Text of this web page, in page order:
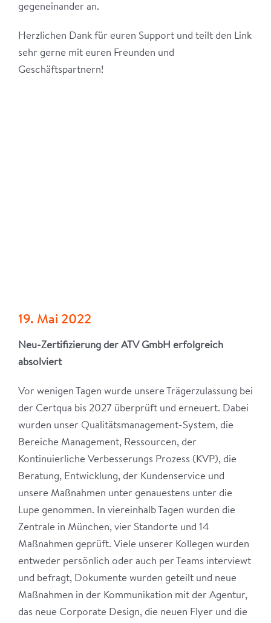
gegeneinander an.
Herzlichen Dank für euren Support und teilt den Link
sehr gerne mit euren Freunden und
Geschäftspartnern!
19. Mai 2022
Neu-Zertifizierung der ATV GmbH erfolgreich
absolviert
Vor wenigen Tagen wurde unsere Trägerzulassung bei
der Certqua bis 2027 überprüft und erneuert. Dabei
wurden unser Qualitätsmanagement-System, die
Bereiche Management, Ressourcen, der
Kontinuierliche Verbesserungs Prozess (KVP), die
Beratung, Entwicklung, der Kundenservice und
unsere Maßnahmen unter genauestens unter die
Lupe genommen. In viereinhalb Tagen wurden die
Zentrale in München, vier Standorte und 14
Maßnahmen geprüft. Viele unserer Kollegen wurden
entweder persönlich oder auch per Teams interviewt
und befragt, Dokumente wurden geteilt und neue
Maßnahmen in der Kommunikation mit der Agentur,
das neue Corporate Design, die neuen Flyer und die